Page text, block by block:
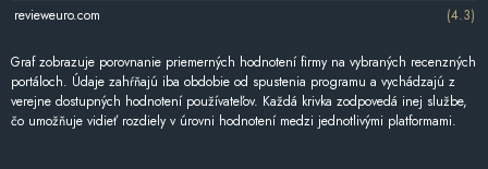
revieweuro.com
(4.3)
Graf zobrazuje porovnanie priemerných hodnotení firmy na vybraných recenzných
portáloch. Údaje zahŕňajú iba obdobie od spustenia programu a vychádzajú z
verejne dostupných hodnotení používateľov. Každá krivka zodpovedá inej službe,
čo umožňuje vidieť rozdiely v úrovni hodnotení medzi jednotlivými platformami.